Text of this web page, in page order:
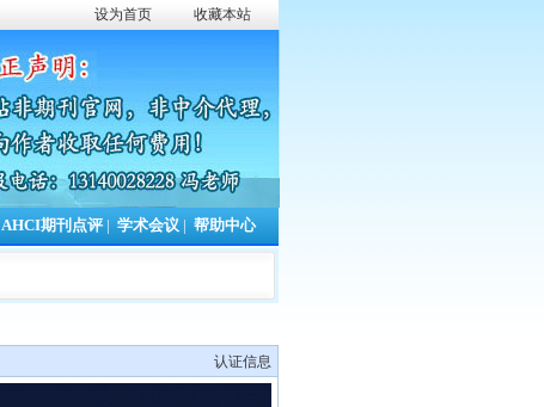
设为首页 收藏本站
AHCI期刊点评 学术会议 帮助中心
认证信息